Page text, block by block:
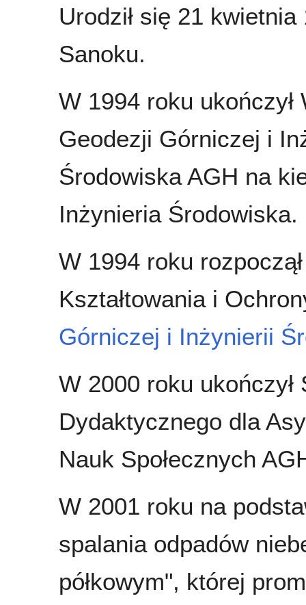
Urodził się 21
Sanoku.
W 1994 roku ukończył
Geodezji Górniczej i
Środowiska AGH na
Inżynieria Środowiska.
W 1994 roku
Kształtowania i
Górniczej i Inżynierii
W 2000 roku
Dydaktycznego dla
Nauk Społecznych
W 2001 roku na
spalania odpadów
półkowym", której